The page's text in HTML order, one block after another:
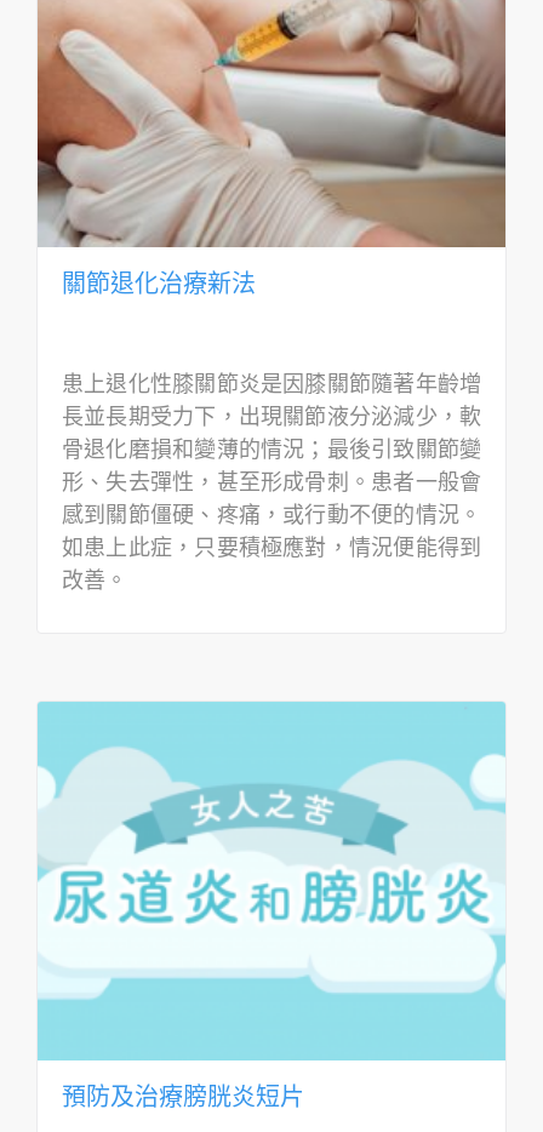
關節退化治療新法
患上退化性膝關節炎是因膝關節隨著年齡增
長並長期受力下，出現關節液分泌減少，軟
骨退化磨損和變薄的情況；最後引致關節變
形、失去彈性，甚至形成骨刺。患者一般會
感到關節僵硬、疼痛，或行動不便的情況。
如患上此症，只要積極應對，情況便能得到
改善。
預防及治療膀胱炎短片